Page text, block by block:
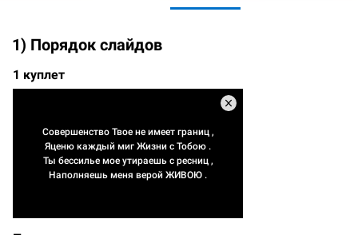
1) Порядок слайдов
1 куплет
Совершенство Твое не имеет границ ,
Яценю каждый миг Жизни с Тобою .
Ты бессилье мое утираешь с ресниц ,
Наполняешь меня верой ЖИВОЮ .